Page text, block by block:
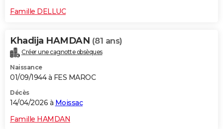
Famille DELLUC
Khadija HAMDAN (81 ans)
Créer une cagnotte obsèques
Naissance
01/09/1944 à FES MAROC
Décès
14/04/2026 à Moissac
Famille HAMDAN